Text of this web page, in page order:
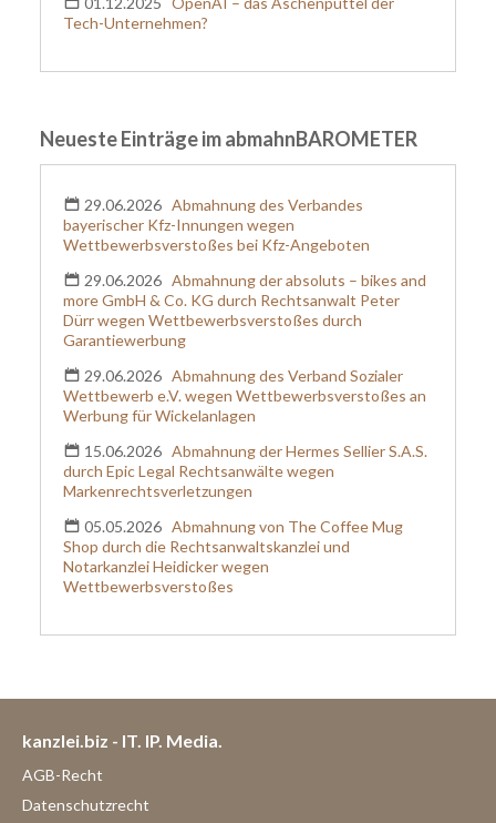
Tech-Unternehmen?
Neueste Einträge im abmahnBAROMETER
29.06.2026 Abmahnung des Verbandes
bayerischer Kfz-Innungen wegen
Wettbewerbsverstoßes bei Kfz-Angeboten
29.06.2026 Abmahnung der absoluts – bikes and
more GmbH & Co. KG durch Rechtsanwalt Peter
Dürr wegen Wettbewerbsverstoßes durch
Garantiewerbung
29.06.2026 Abmahnung des Verband Sozialer
Wettbewerb e.V. wegen Wettbewerbsverstoßes an
Werbung für Wickelanlagen
15.06.2026 Abmahnung der Hermes Sellier S.A.S.
durch Epic Legal Rechtsanwälte wegen
Markenrechtsverletzungen
05.05.2026 Abmahnung von The Coffee Mug
Shop durch die Rechtsanwaltskanzlei und
Notarkanzlei Heidicker wegen
Wettbewerbsverstoßes
kanzlei.biz - IT. IP. Media.
AGB-Recht
Datenschutzrecht